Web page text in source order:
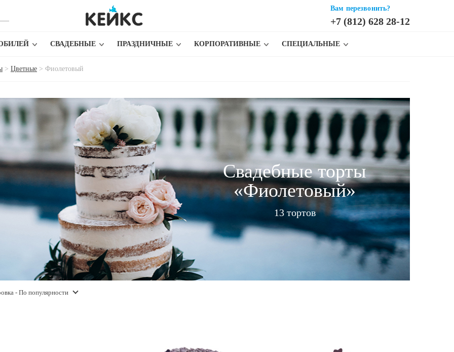
Вам перезвонить?
+7 (812) 628 28-12
СВАДЕБНЫЕ ПРАЗДНИЧНЫЕ КОРПОРАТИВНЫЕ СПЕЦИАЛЬНЫЕ
> Цветные > Фиолетовый
Свадебные торты
«Фиолетовый»
13 тортов
- По популярности